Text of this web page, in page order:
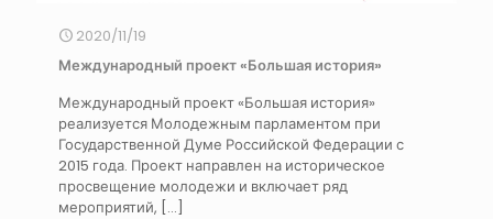
2020/11/19
Международный проект «Большая история»
Международный проект «Большая история»
реализуется Молодежным парламентом при
Государственной Думе Российской Федерации с
2015 года. Проект направлен на историческое
просвещение молодежи и включает ряд
мероприятий, […]